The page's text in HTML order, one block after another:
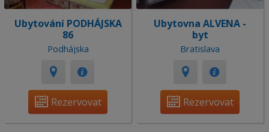
Ubytování PODHÁJSKA
86
Podhájska
Rezervovat
Ubytovna ALVENA -
byt
Bratislava
Rezervovat